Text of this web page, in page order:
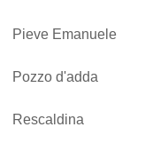
Pieve Emanuele
Pozzo d'adda
Rescaldina